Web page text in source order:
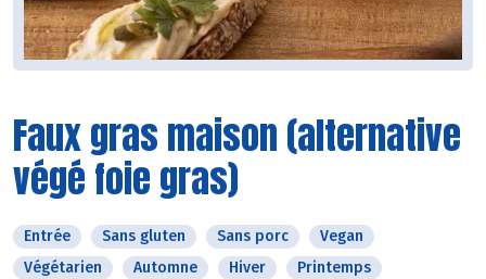
Faux gras maison (alternative
végé foie gras)
Entrée Sans gluten Sans porc
Vegan
Végétarien
Automne Hiver Printemps